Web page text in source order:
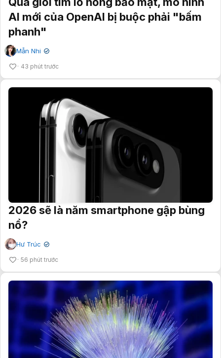
AI mới của OpenAI bị buộc phải "bấm
phanh"
Mẫn Nhi ✔
43 phút trước
2026 sẽ là năm smartphone gập bùng
nổ?
Hư Trúc ✔
56 phút trước